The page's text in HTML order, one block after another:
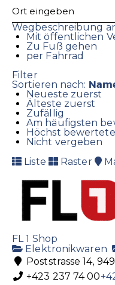
Wegbeschreibung
Mit öffentlichen
Zu Fuß gehen
per Fahrrad
Filter
Sortieren nach:
Neueste zuerst
Älteste zuerst
Zufällig
Am häufigsten
Höchst bewertete
Nicht vergeben
Liste
Raster
FL 1 Shop
Elektronikwaren
Poststrasse 14,
+423 237 74 00